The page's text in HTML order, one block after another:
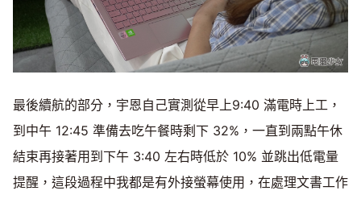
最後續航的部分，宇恩自己實測從早上9:40 滿電時上工，
到中午 12:45 準備去吃午餐時剩下 32%，一直到兩點午休
結束再接著用到下午 3:40 左右時低於 10% 並跳出低電量
提醒，這段過程中我都是有外接螢幕使用，在處理文書工作